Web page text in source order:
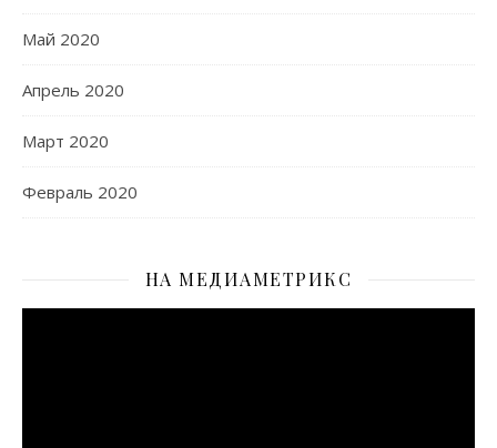
Май 2020
Апрель 2020
Март 2020
Февраль 2020
НА МЕДИАМЕТРИКС